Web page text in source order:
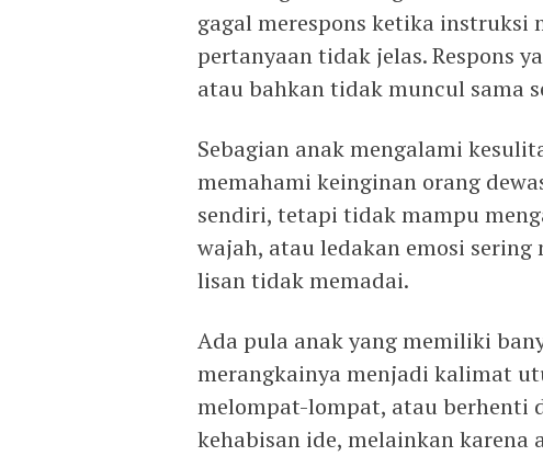
gagal merespons ketika instruksi
pertanyaan tidak jelas. Respons
atau bahkan tidak muncul sama
Sebagian anak mengalami
memahami keinginan orang
sendiri, tetapi tidak mampu
wajah, atau ledakan emosi
lisan tidak memadai.
Ada pula anak yang memiliki
merangkainya menjadi kalimat
melompat-lompat, atau berhenti
kehabisan ide, melainkan